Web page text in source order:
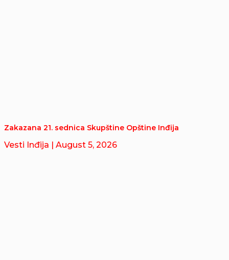
Zakazana 21. sednica Skupštine Opštine Inđija
Vesti Inđija | August 5, 2026